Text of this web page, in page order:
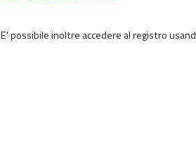
E' possibile inoltre accedere al registro